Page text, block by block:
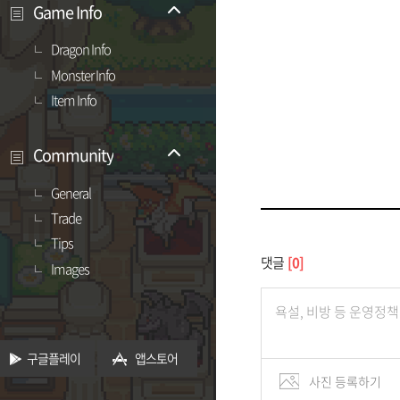
Game Info
Dragon Info
Monster Info
Item Info
Community
General
Trade
Tips
Images
구글플레이 앱스토어
댓글 0